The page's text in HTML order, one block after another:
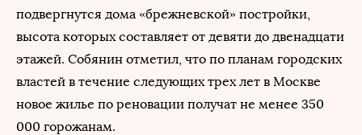
подвергнутся дома «брежневской» постройки,
высота которых составляет от девяти до двенадцати
этажей. Собянин отметил, что по планам городских
властей в течение следующих трех лет в Москве
новое жилье по реновации получат не менее 350
000 горожанам.